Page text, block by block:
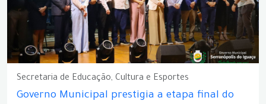
Secretaria de Educação, Cultura e Esportes
Governo Municipal prestigia a etapa final do